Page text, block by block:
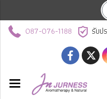
087-076-1188 รับป